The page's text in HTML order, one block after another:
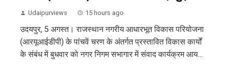
Udaipurviews 15 hours ago
उदयपुर, 5 अगस्त। राजस्थान नगरीय आधारभूत विकास परियोजना
(आरयूआईडीपी) के पांचवें चरण के अंतर्गत प्रस्तावित विकास कार्यों
के संबंध में बुधवार को नगर निगम सभागार में संवाद कार्यक्रम आय...